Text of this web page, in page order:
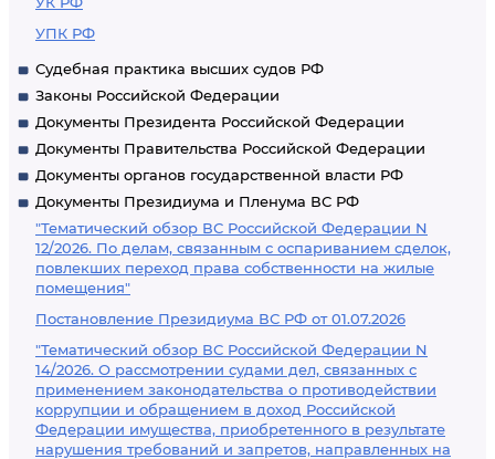
УПК РФ
Судебная практика высших судов РФ
Законы Российской Федерации
Документы Президента Российской Федерации
Документы Правительства Российской Федерации
Документы органов государственной власти РФ
Документы Президиума и Пленума ВС РФ
"Тематический обзор ВС Российской Федерации N
12/2026. По делам, связанным с оспариванием сделок,
повлекших переход права собственности на жилые
помещения"
Постановление Президиума ВС РФ от 01.07.2026
"Тематический обзор ВС Российской Федерации N
14/2026. О рассмотрении судами дел, связанных с
применением законодательства о противодействии
коррупции и обращением в доход Российской
Федерации имущества, приобретенного в результате
нарушения требований и запретов, направленных на